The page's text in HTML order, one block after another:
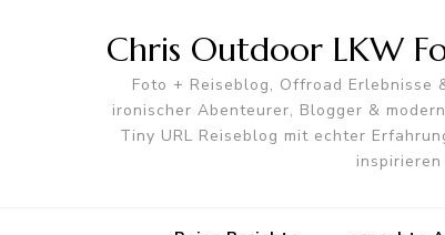
Chris Outdoor LKW
Foto + Reiseblog, Offroad
ironischer Abenteurer, Blogger &
Tiny URL Reiseblog mit echter